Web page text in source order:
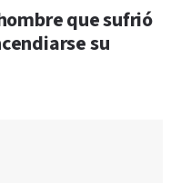
que sufrió
su